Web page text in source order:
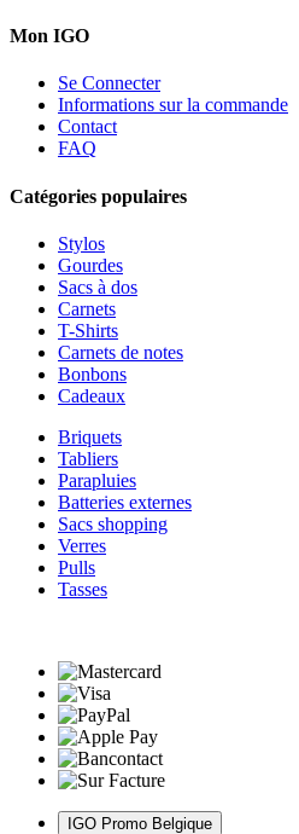
Mon IGO
Se Connecter
Informations sur la commande
Contact
FAQ
Catégories populaires
Stylos
Gourdes
Sacs à dos
Carnets
T-Shirts
Carnets de notes
Bonbons
Cadeaux
Briquets
Tabliers
Parapluies
Batteries externes
Sacs shopping
Verres
Pulls
Tasses
IGO Promo Belgique